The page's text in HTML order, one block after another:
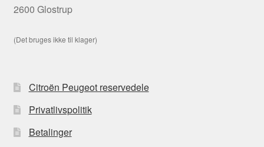
2600 Glostrup
(Det bruges ikke til klager)
Citroën Peugeot reservedele
Privatlivspolitik
Betalinger